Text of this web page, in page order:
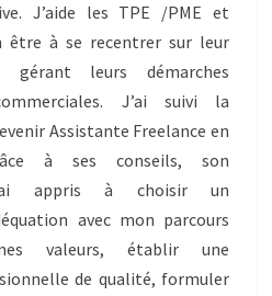
J’aide les TPE /PME et
être à se recentrer sur leur
leurs démarches
J’ai suivi la
Assistante Freelance en
à ses conseils, son
j’ai appris à choisir un
avec mon parcours
valeurs, établir une
de qualité, formuler